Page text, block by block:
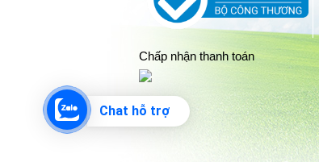
Chấp nhận thanh toán
Chat hỗ trợ